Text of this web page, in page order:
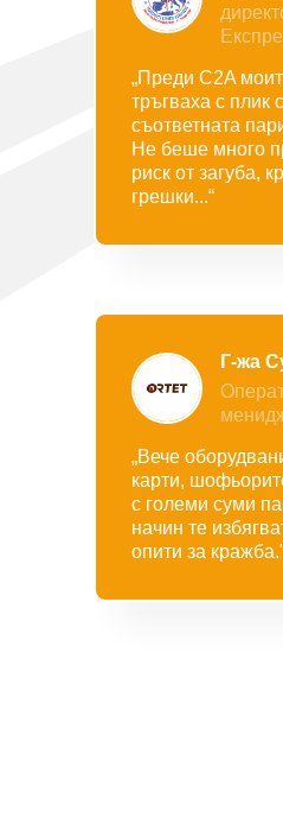
„Преди C2A
тръгваха с плик
съответната
Не беше много
риск от загуба,
грешки...“
Г-жа
„Вече
карти,
с големи суми
начин те
опити за